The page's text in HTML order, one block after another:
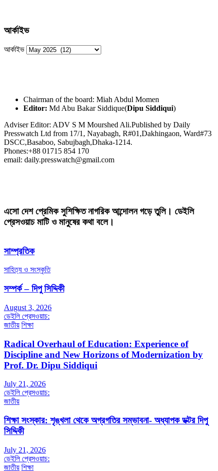
আর্কাইভ
আর্কাইভ
Chairman of the board: Miah Abdul Momen
Editor: Md Abu Bakar Siddique(Dipu Siddiqui)
Adviser Editor: ADV S M Mourshed Ali.Published by Daily
Presswatch Ltd from 17/1, Nayabagh, R#01,Dakhingaon, Ward#73
DSCC,Basaboo, Sabujbagh,Dhaka-1214.
Phones:+88 01715 854 170
email: daily.presswatch@gmail.com
এসো দেশ প্রেমিক সুশিক্ষিত নাগরিক আন্দোলন গড়ে তুলি। ডেইলি
প্রেসওয়াচ মাটি ও মানুষের কথা বলে।
সাম্প্রতিক
সাহিত্য ও সংস্কৃতি
সম্পর্ক – দিপু সিদ্দিকী
August 3, 2026
ডেইলি প্রেসওয়াচ:
জাতীয় শিক্ষা
Radical Overhaul of Education: Experience of
Discipline and New Horizons of Modernization by
Prof. Dr. Dipu Siddiqui
July 21, 2026
ডেইলি প্রেসওয়াচ:
জাতীয়
শিক্ষা সংস্কার: শৃঙ্খলা থেকে অগ্রগতির সম্ভাবনা- অধ্যাপক ডক্টর দিপু
সিদ্দিকী
July 21, 2026
ডেইলি প্রেসওয়াচ:
জাতীয় শিক্ষা